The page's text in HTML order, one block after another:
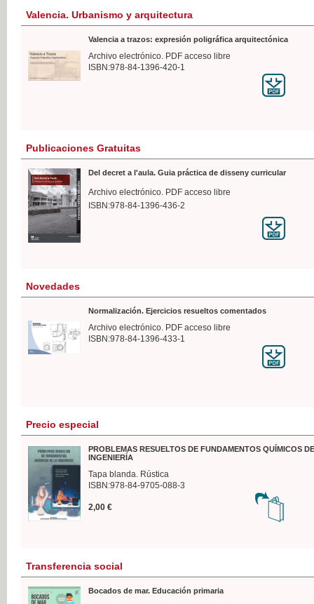
Valencia. Urbanismo y arquitectura
Valencia a trazos: expresión poligráfica arquitectónica
Archivo electrónico. PDF acceso libre
ISBN:978-84-1396-420-1
Publicaciones Gratuitas
Del decret a l'aula. Guia práctica de disseny curricular
Archivo electrónico. PDF acceso libre
ISBN:978-84-1396-436-2
Novedades
Normalización. Ejercicios resueltos comentados
Archivo electrónico. PDF acceso libre
ISBN:978-84-1396-433-1
Precio especial
PROBLEMAS RESUELTOS DE FUNDAMENTOS QUÍMICOS
INGENIERÍA
Tapa blanda. Rústica
ISBN:978-84-9705-088-3
2,00 €
Transferencia social
Bocados de mar. Educación primaria